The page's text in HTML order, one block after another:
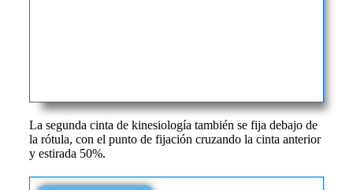
La segunda cinta de kinesiología también se fija debajo de
la rótula, con el punto de fijación cruzando la cinta anterior
y estirada 50%.